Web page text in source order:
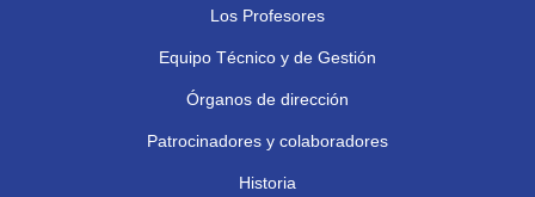
Los Profesores
Equipo Técnico y de Gestión
Órganos de dirección
Patrocinadores y colaboradores
Historia